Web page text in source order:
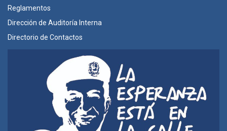
Reglamentos
Dirección de Auditoría Interna
Directorio de Contactos